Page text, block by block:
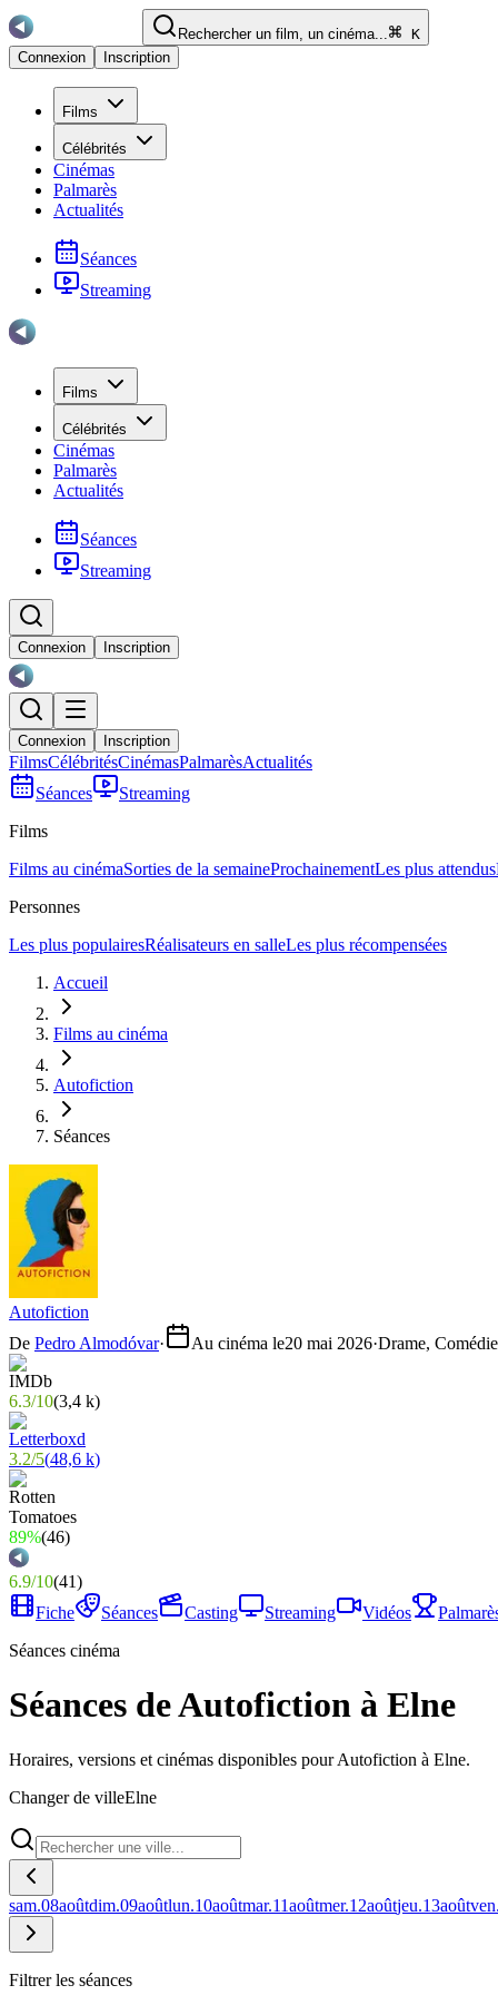
Rechercher un film, un cinéma...
K
Connexion
Inscription
Films
Célébrités
Cinémas
Palmarès
Actualités
Séances
Streaming
Films
Célébrités
Cinémas
Palmarès
Actualités
Séances
Streaming
Connexion Inscription
Connexion Inscription
FilmsCélébritésCinémasPalmarèsActualités
Séances
Streaming
Films
Films au cinémaSorties de la semaineProchainementLes plus attendus
Personnes
Les plus populairesRéalisateurs en salleLes plus récompensées
Accueil
Films au cinéma
Autofiction
Séances
Autofiction
De Pedro Almodóvar· Au cinéma le20 mai 2026·Drame, Comédie
6.3/10(3,4 k)
3.2/5(48,6 k)
89%(46)
6.9/10(41)
Fiche
Séances Casting Streaming Vidéos
Séances cinéma
Séances de Autofiction à Elne
Horaires, versions et cinémas disponibles pour Autofiction à Elne.
Changer de villeElne
sam.08aoûtdim.09aoûtlun.10aoûtmar.11aoûtmer.12aoûtjeu.13aoûtven.
Filtrer les séances